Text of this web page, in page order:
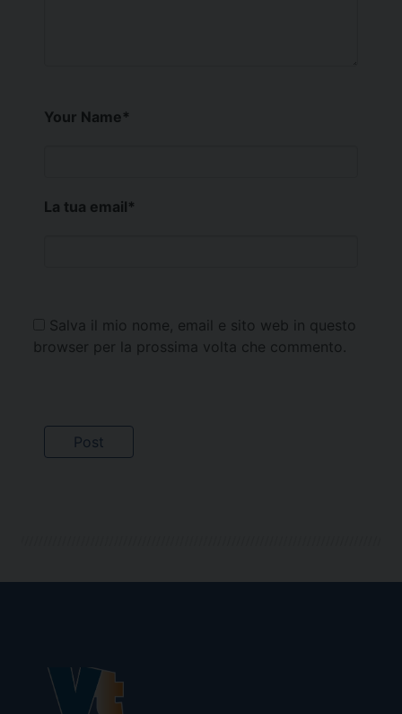
Your Name*
La tua email*
Salva il mio nome, email e sito web in questo
browser per la prossima volta che commento.